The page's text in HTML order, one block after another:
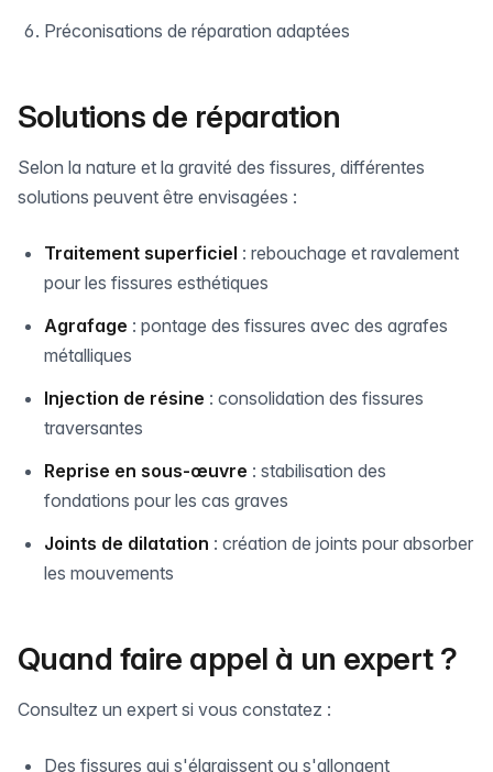
Préconisations de réparation adaptées
Solutions de réparation
Selon la nature et la gravité des fissures, différentes
solutions peuvent être envisagées :
Traitement superficiel : rebouchage et ravalement
pour les fissures esthétiques
Agrafage : pontage des fissures avec des agrafes
métalliques
Injection de résine : consolidation des fissures
traversantes
Reprise en sous-œuvre : stabilisation des
fondations pour les cas graves
Joints de dilatation : création de joints pour absorber
les mouvements
Quand faire appel à un expert ?
Consultez un expert si vous constatez :
Des fissures qui s'élargissent ou s'allongent